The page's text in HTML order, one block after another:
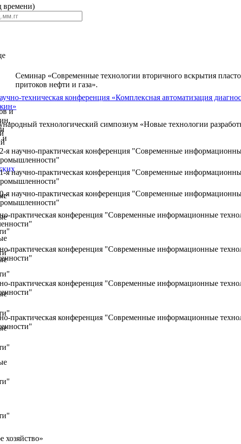
времени)
Семинар «Современные технологии вторичного вскрытия
притоков нефти и газа».
техническая конференция «Комплексная автоматизация
технологический симпозиум «Новые технологии
я научно-практическая конференция "Современные
я научно-практическая конференция "Современные
я научно-практическая конференция "Современные
практическая конференция "Современные информационные
практическая конференция "Современные информационные
практическая конференция "Современные информационные
практическая конференция "Современные информационные
хозяйство»